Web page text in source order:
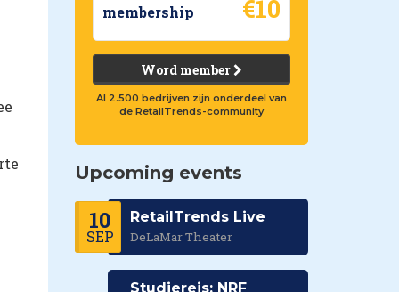
membership
€10
Word member
Al 2.500 bedrijven zijn onderdeel van
de RetailTrends-community
Upcoming events
10
SEP
RetailTrends Live
DeLaMar Theater
Studiereis: NRF